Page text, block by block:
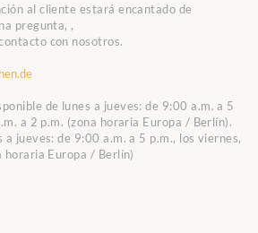
al cliente estará encantado de
pregunta, ,
con nosotros.
de lunes a jueves: de 9:00 a.m. a 5
a 2 p.m. (zona horaria Europa / Berlín).
a jueves: de 9:00 a.m. a 5 p.m., los viernes,
horaria Europa / Berlín)